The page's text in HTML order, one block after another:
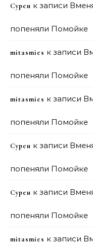
Сурен к записи
попеняли Помойке
mitasmies к записи
попеняли Помойке
mitasmies к записи
попеняли Помойке
Сурен к записи
попеняли Помойке
Сурен к записи
попеняли Помойке
mitasmies к записи